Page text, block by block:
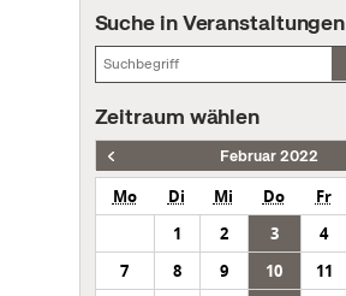
Suche in Veranstaltungen
Zeitraum wählen
Februar 2022
Mo Di Mi Do Fr
1
2 3 4
7
8 9 10 11